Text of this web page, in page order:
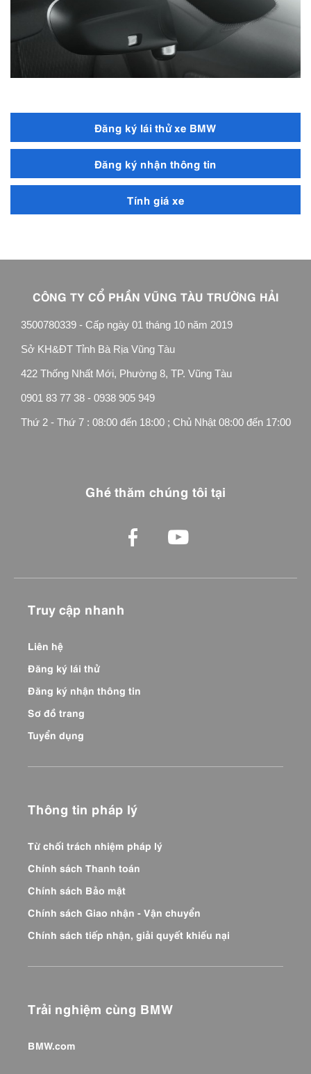
Đăng ký lái thử xe BMW
Đăng ký nhận thông tin
Tính giá xe
CÔNG TY CỔ PHẦN VŨNG TÀU TRƯỜNG HẢI
3500780339 - Cấp ngày 01 tháng 10 năm 2019
Sở KH&ĐT Tỉnh Bà Rịa Vũng Tàu
422 Thống Nhất Mới, Phường 8, TP. Vũng Tàu
0901 83 77 38 - 0938 905 949
Thứ 2 - Thứ 7 : 08:00 đến 18:00 ; Chủ Nhật 08:00 đến 17:00
Ghé thăm chúng tôi tại
Truy cập nhanh
Liên hệ
Đăng ký lái thử
Đăng ký nhận thông tin
Sơ đồ trang
Tuyển dụng
Thông tin pháp lý
Từ chối trách nhiệm pháp lý
Chính sách Thanh toán
Chính sách Bảo mật
Chính sách Giao nhận - Vận chuyển
Chính sách tiếp nhận, giải quyết khiếu nại
Trải nghiệm cùng BMW
BMW.com